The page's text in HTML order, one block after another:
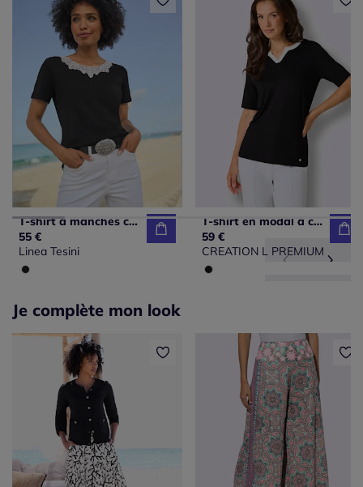
T-shirt à manches courtes avec dentelle crochetée au col
55 €
Linea Tesini
T-shirt en modal à col V et manches mi-longues
59 €
CREATION L PREMIUM
Je complète mon look